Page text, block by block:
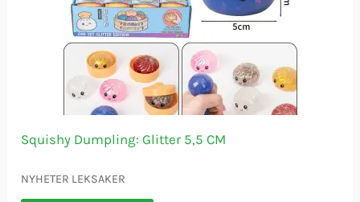
Squishy Dumpling: Glitter 5,5 CM
NYHETER LEKSAKER